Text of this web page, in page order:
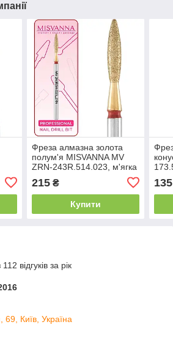
Фреза алмазна золота
полум'я MISVANNA MV
ZRN-243R.514.023, м'ягка
215₴
Купити
135
відгуків за рік
Київ, Україна